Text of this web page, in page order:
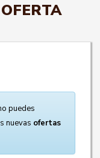
puedes
nuevas ofertas